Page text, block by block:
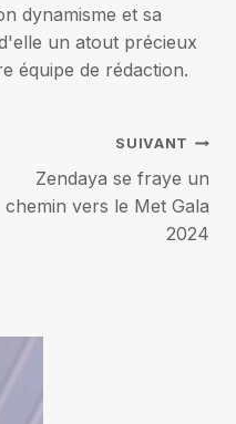
dynamisme et sa
un atout précieux
équipe de rédaction.
SUIVANT
Zendaya se fraye un
chemin vers le Met Gala
2024